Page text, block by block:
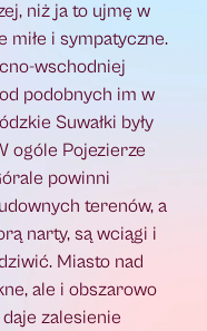
niż ja to ujmę w
miłe i sympatyczne.
wschodniej
podobnych im w
Suwałki były
ogóle Pojezierze
powinni
terenów, a
narty, są wciągi i
Miasto nad
ale i obszarowo
zalesienie